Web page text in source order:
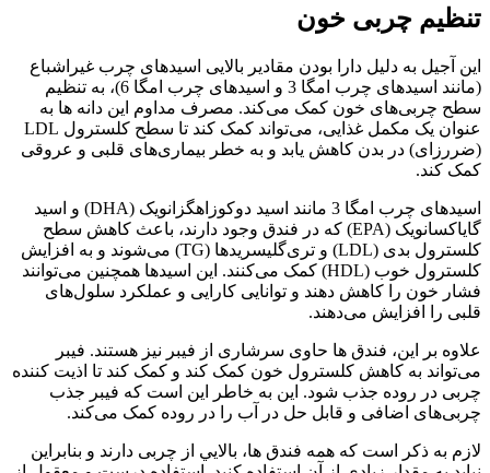
تنظیم چربی خون
این آجیل به دلیل دارا بودن مقادیر بالایی اسیدهای چرب غیراشباع
(مانند اسیدهای چرب امگا 3 و اسیدهای چرب امگا 6)، به تنظیم
سطح چربی‌های خون کمک می‌کند. مصرف مداوم این دانه ها به
عنوان یک مکمل غذایی، می‌تواند کمک کند تا سطح کلسترول LDL
(ضررزای) در بدن کاهش یابد و به خطر بیماری‌های قلبی و عروقی
کمک کند.
اسیدهای چرب امگا 3 مانند اسید دوکوزاهگزانویک (DHA) و اسید
گایاکسانویک (EPA) که در فندق وجود دارند، باعث کاهش سطح
کلسترول بدی (LDL) و تری‌گلیسریدها (TG) می‌شوند و به افزایش
کلسترول خوب (HDL) کمک می‌کنند. این اسیدها همچنین می‌توانند
فشار خون را کاهش دهند و توانایی کارایی و عملکرد سلول‌های
قلبی را افزایش می‌دهند.
علاوه بر این، فندق ها حاوی سرشاری از فیبر نیز هستند. فیبر
می‌تواند به کاهش کلسترول خون کمک کند و کمک کند تا اذیت کننده
چربی در روده جذب شود. این به خاطر این است که فیبر جذب
چربی‌های اضافی و قابل حل در آب را در روده کمک می‌کند.
لازم به ذکر است که همه فندق ها، بالايي از چربی دارند و بنابراین